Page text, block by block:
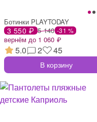
Ботинки PLAYTODAY
3 550 ₽ 5 140 -31 %
вернём до 1 060 ₽
5.0 2 45
В корзину